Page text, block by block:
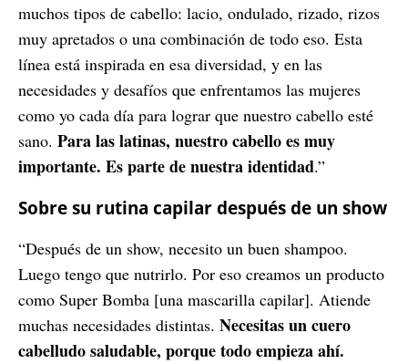
muchos tipos de cabello: lacio, ondulado, rizado, rizos
muy apretados o una combinación de todo eso. Esta
línea está inspirada en esa diversidad, y en las
necesidades y desafíos que enfrentamos las mujeres
como yo cada día para lograr que nuestro cabello esté
sano. Para las latinas, nuestro cabello es muy
importante. Es parte de nuestra identidad.”
Sobre su rutina capilar después de un show
“Después de un show, necesito un buen shampoo.
Luego tengo que nutrirlo. Por eso creamos un producto
como Super Bomba [una mascarilla capilar]. Atiende
muchas necesidades distintas. Necesitas un cuero
cabelludo saludable, porque todo empieza ahí.